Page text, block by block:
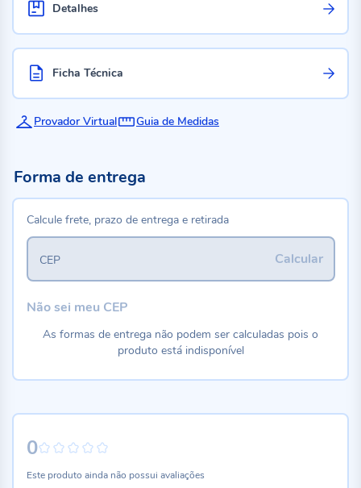
Detalhes
Ficha Técnica
Provador Virtual Guia de Medidas
0
Este produto ainda não possui avaliações
Forma de entrega
Calcule frete, prazo de entrega e retirada
Calcular
CEP
Não sei meu CEP
As formas de entrega não podem ser calculadas pois o
produto está indisponível